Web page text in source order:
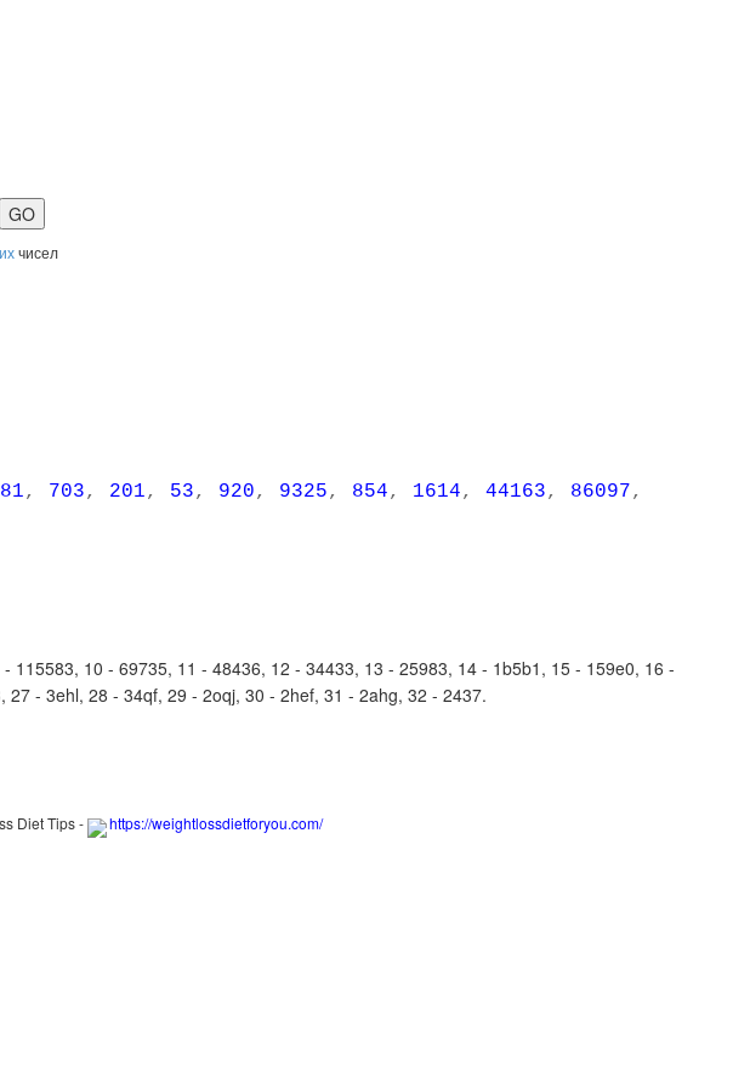
чисел
, 703, 201, 53, 920, 9325, 854, 1614, 44163, 86097,
10 - 69735, 11 - 48436, 12 - 34433, 13 - 25983, 14 - 1b5b1, 15 - 159e0, 16 -
- 3ehl, 28 - 34qf, 29 - 2oqj, 30 - 2hef, 31 - 2ahg, 32 - 2437.
Diet Tips - https://weightlossdietforyou.com/